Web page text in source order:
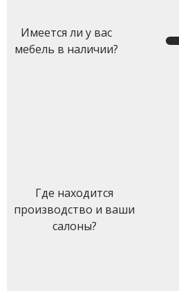
Имеется ли у вас
мебель в наличии?
Где находится
производство и ваши
салоны?